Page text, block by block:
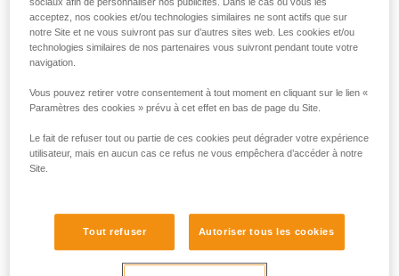
automatiquement et ramène la poignée en position d’arrêt.
sociaux afin de personnaliser nos publicités. Dans le cas où vous les
acceptez, nos cookies et/ou technologies similaires ne sont actifs que sur
notre Site et ne vous suivront pas sur d’autres sites web. Les cookies et/ou
technologies similaires de nos partenaires vous suivront pendant toute votre
navigation.
Vous pouvez retirer votre consentement à tout moment en cliquant sur le lien «
Paramètres des cookies » prévu à cet effet en bas de page du Site.
Le fait de refuser tout ou partie de ces cookies peut dégrader votre expérience
utilisateur, mais en aucun cas ce refus ne vous empêchera d’accéder à notre
Site.
Tout refuser Autoriser tous les cookies